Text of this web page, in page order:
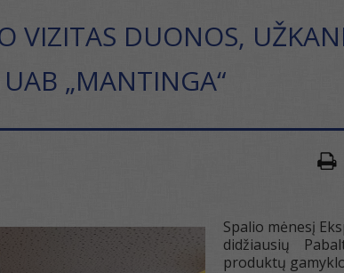
VIZITAS DUONOS,
„MANTINGA“
Spalio mėnesį
didžiausių
produktų